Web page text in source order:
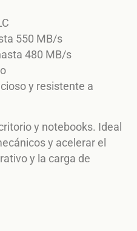
550 MB/s
480 MB/s
y resistente a
y notebooks. Ideal
y acelerar el
y la carga de